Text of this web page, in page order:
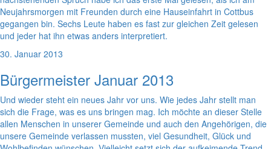
Neujahrsmorgen mit Freunden durch eine Hauseinfahrt in Cottbus
gegangen bin. Sechs Leute haben es fast zur gleichen Zeit gelesen
und jeder hat ihn etwas anders interpretiert.
30. Januar 2013
Bürgermeister Januar 2013
Und wieder steht ein neues Jahr vor uns. Wie jedes Jahr stellt man
sich die Frage, was es uns bringen mag. Ich möchte an dieser Stelle
allen Menschen in unserer Gemeinde und auch den Angehörigen, die
unsere Gemeinde verlassen mussten, viel Gesundheit, Glück und